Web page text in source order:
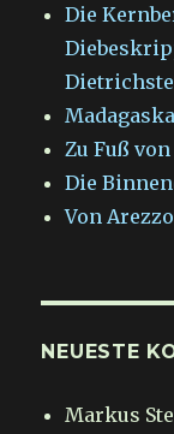
Die
Zu Fuß
Die
Von
NEUESTE
Markus